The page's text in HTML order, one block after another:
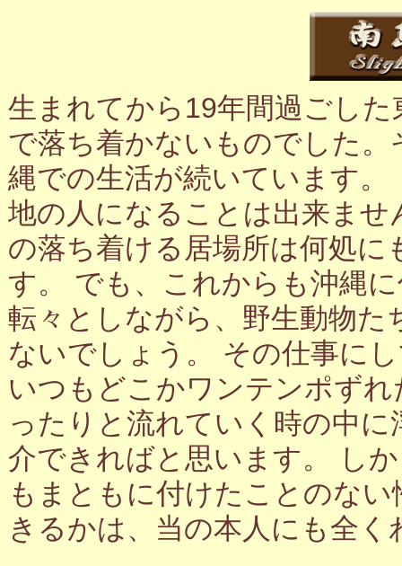
生まれてから19年間過ごし
で落ち着かないものでした
縄での生活が続いています
地の人になることは出来ま
の落ち着ける居場所は何処
す。 でも、これからも沖縄
転々としながら、野生動物
ないでしょう。 その仕事に
いつもどこかワンテンポず
ったりと流れていく時の中
介できればと思います。 し
もまともに付けたことのな
きるかは、当の本人にも全く